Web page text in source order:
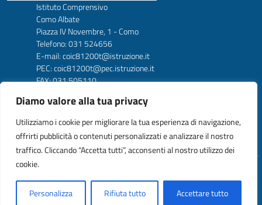
Diamo valore alla tua privacy
Utilizziamo i cookie per migliorare la tua esperienza di navigazione,
offrirti pubblicità o contenuti personalizzati e analizzare il nostro
traffico. Cliccando “Accetta tutti”, acconsenti al nostro utilizzo dei
cookie.
Personalizza Rifiuta tutto Accettare tutto
Istituto Comprensivo
Como Albate
Piazza IV Novembre, 1 - Como
Telefono: 031 524656
E-mail: coic81200t@istruzione.it
PEC: coic81200t@pec.istruzione.it
FAX: 031 505110
Codice Fiscale: 80024900138
Codice amm. UFW1C2